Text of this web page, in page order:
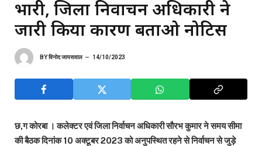
भारी, जिला निर्वाचन अधिकारी ने
जारी किया कारण बताओ नोटिस
BYविनोद जायसवाल 14/10/2023
छ,ग कोरबा । कलेक्टर एवं जिला निर्वाचन अधिकारी सौरभ कुमार ने समय सीमा
की बैठक दिनांक 10 अक्टूबर 2023 को अनुपस्थित रहने से निर्वाचन से जुड़े